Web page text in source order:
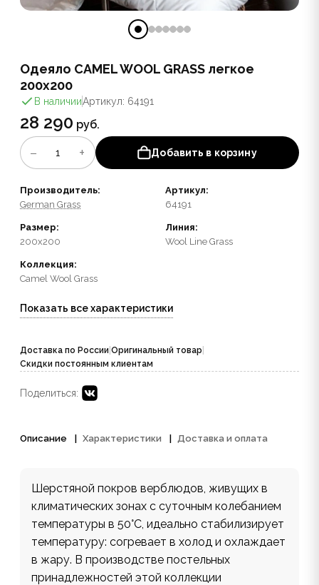
Одеяло CAMEL WOOL GRASS легкое
200x200
В наличииАртикул: 64191
28 290 руб.
− 1 + Добавить в корзину
Производитель:
German Grass
Артикул:
64191
Размер:
200x200
Линия:
Wool Line Grass
Коллекция:
Camel Wool Grass
Показать все характеристики
Доставка по России Оригинальный товар
Скидки постоянным клиентам
Поделиться:
Описание Характеристики Доставка и оплата
Шерстяной покров верблюдов, живущих в
климатических зонах с суточным колебанием
температуры в 50°С, идеально стабилизирует
температуру: согревает в холод и охлаждает
в жару. В производстве постельных
принадлежностей этой коллекции